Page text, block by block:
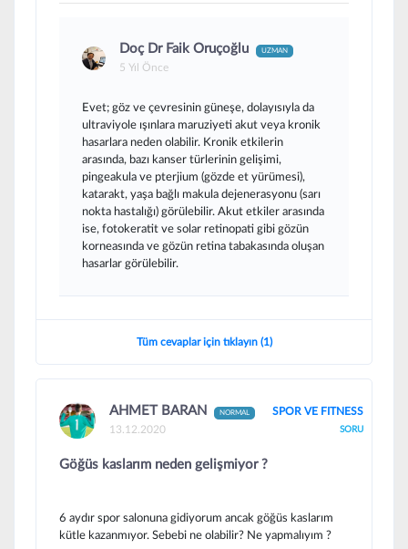
Doç Dr Faik Oruçoğlu UZMAN
5 Yıl Önce
Evet; göz ve çevresinin güneşe, dolayısıyla da
ultraviyole ışınlara maruziyeti akut veya kronik
hasarlara neden olabilir. Kronik etkilerin
arasında, bazı kanser türlerinin gelişimi,
pingeakula ve pterjium (gözde et yürümesi),
katarakt, yaşa bağlı makula dejenerasyonu (sarı
nokta hastalığı) görülebilir. Akut etkiler arasında
ise, fotokeratit ve solar retinopati gibi gözün
korneasında ve gözün retina tabakasında oluşan
hasarlar görülebilir.
Tüm cevaplar için tıklayın (1)
AHMET BARAN NORMAL
13.12.2020
SPOR VE FITNESS
SORU
Göğüs kaslarım neden gelişmiyor ?
6 aydır spor salonuna gidiyorum ancak göğüs kaslarım
kütle kazanmıyor. Sebebi ne olabilir? Ne yapmalıyım ?